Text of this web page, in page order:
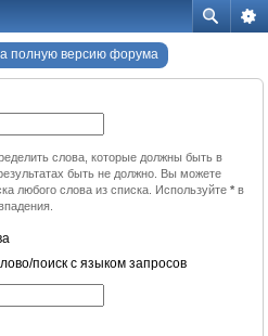
полную версию форума
слова, которые должны быть в
быть не должно. Вы можете
любого слова из списка. Используйте * в
поиск с языком запросов